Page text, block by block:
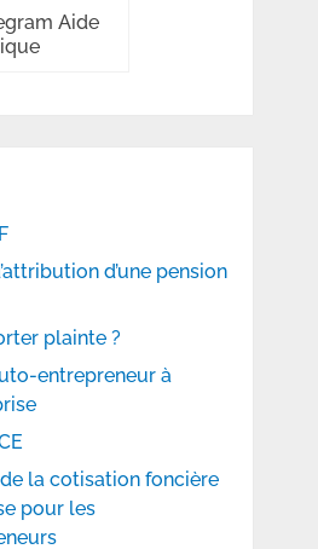
Aide
d’une pension
plainte ?
entrepreneur à
la cotisation foncière
pour les